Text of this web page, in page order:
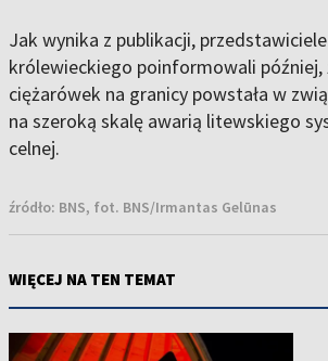
Jak wynika z publikacji,
królewieckiego poinformowali później,
ciężarówek na granicy powstała w
na szeroką skalę awarią litewskiego
celnej.
źródło: BNS, fot. BNS/Irmantas Gelūnas
WIĘCEJ NA TEN TEMAT